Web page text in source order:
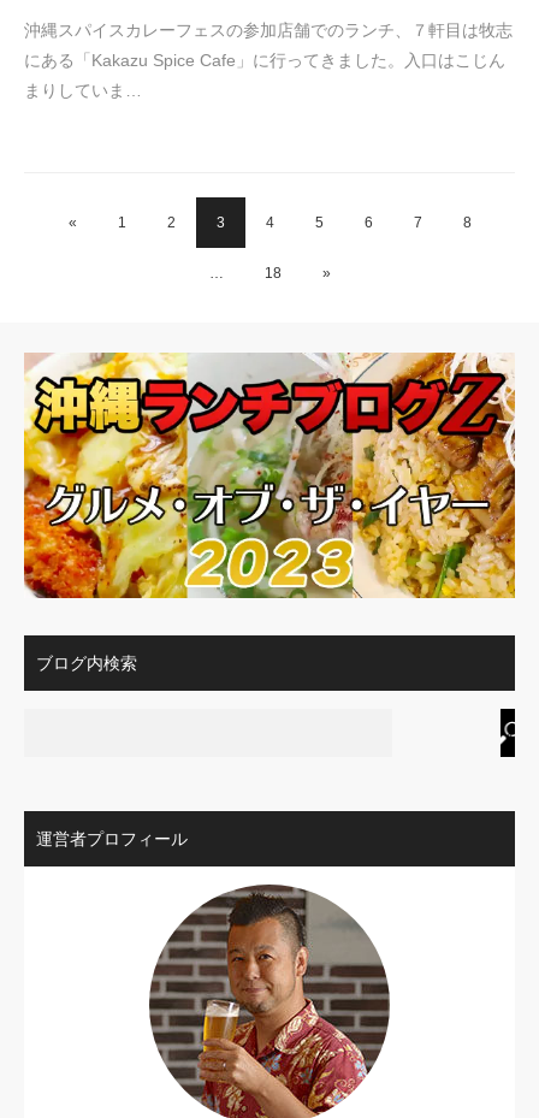
沖縄スパイスカレーフェスの参加店舗でのランチ、７軒目は牧志
にある「Kakazu Spice Cafe」に行ってきました。入口はこじん
まりしていま…
« 1 2 3 4 5 6 7 8
… 18 »
ブログ内検索
運営者プロフィール